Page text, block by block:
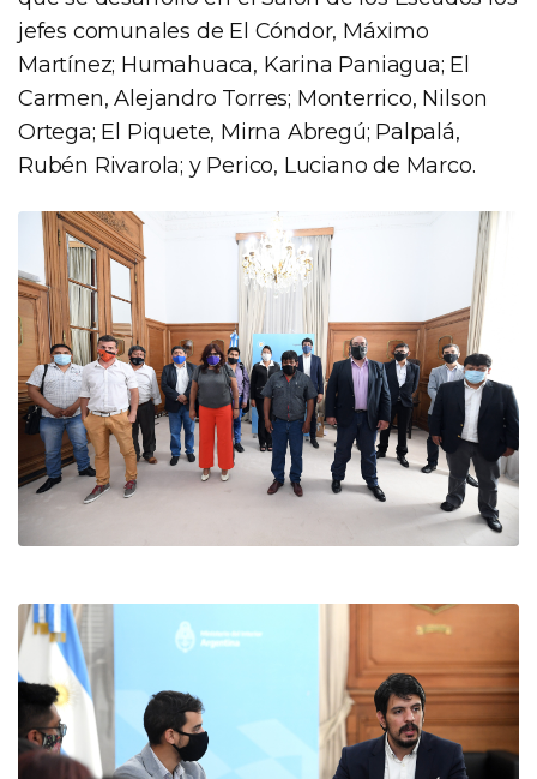
jefes comunales de El Cóndor, Máximo
Martínez; Humahuaca, Karina Paniagua; El
Carmen, Alejandro Torres; Monterrico, Nilson
Ortega; El Piquete, Mirna Abregú; Palpalá,
Rubén Rivarola; y Perico, Luciano de Marco.